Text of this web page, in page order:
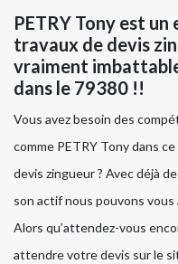
PETRY Tony est
travaux de devis
vraiment
dans le 79380 !!
Vous avez besoin des
comme PETRY Tony dans
devis zingueur ? Avec déjà
son actif nous pouvons
Alors qu’attendez-vous
attendre votre devis sur le